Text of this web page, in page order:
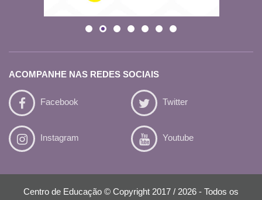
ACOMPANHE NAS REDES SOCIAIS
Facebook Twitter
Instagram Youtube
Centro de Educação © Copyright 2017 / 2026 - Todos os